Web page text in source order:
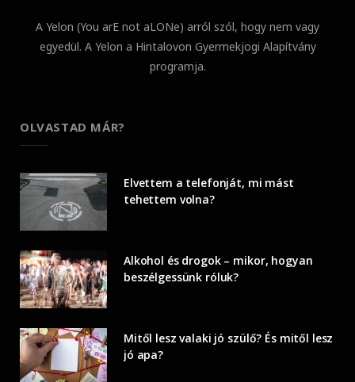
A Yelon (You arE not aLONe) arról szól, hogy nem vagy
egyedül. A Yelon a Hintalovon Gyermekjogi Alapítvány
programja.
OLVASTAD MÁR?
Elvettem a telefonját, mi mást
tehettem volna?
Alkohol és drogok – mikor, hogyan
beszélgessünk róluk?
Mitől lesz valaki jó szülő? És mitől lesz
jó apa?